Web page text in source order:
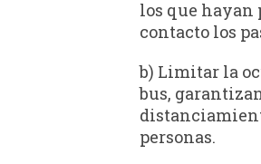
los que hayan
contacto los
b) Limitar la
bus,
personas.